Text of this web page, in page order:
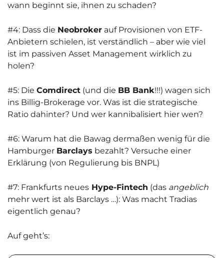
wann beginnt sie, ihnen zu schaden?
#4: Dass die Neobroker auf Provisionen von ETF-
Anbietern schielen, ist verständlich – aber wie viel
ist im passiven Asset Management wirklich zu
holen?
#5: Die Comdirect (und die BB Bank!!!) wagen sich
ins Billig-Brokerage vor. Was ist die strategische
Ratio dahinter? Und wer kannibalisiert hier wen?
#6: Warum hat die Bawag dermaßen wenig für die
Hamburger Barclays bezahlt? Versuche einer
Erklärung (von Regulierung bis BNPL)
#7: Frankfurts neues Hype-Fintech (das angeblich
mehr wert ist als Barclays …): Was macht Tradias
eigentlich genau?
Auf geht’s: